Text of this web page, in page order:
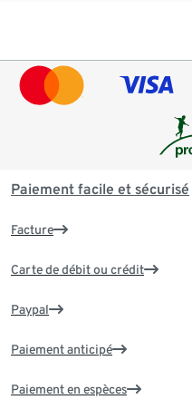
Paiement facile et sécurisé
Facture
Carte de débit ou crédit
Paypal
Paiement anticipé
Paiement en espèces